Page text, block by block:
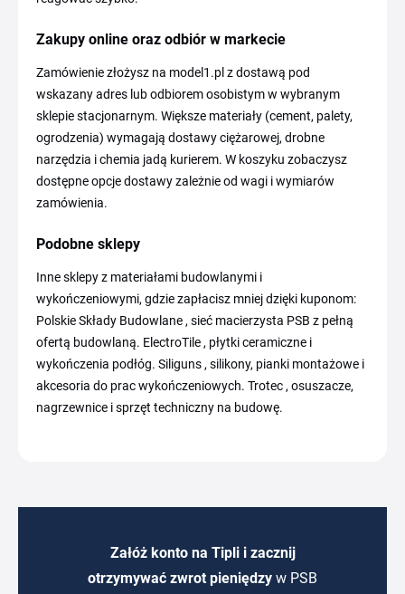
Zakupy online oraz odbiór w markecie
Zamówienie złożysz na model1.pl z dostawą pod
wskazany adres lub odbiorem osobistym w wybranym
sklepie stacjonarnym. Większe materiały (cement, palety,
ogrodzenia) wymagają dostawy ciężarowej, drobne
narzędzia i chemia jadą kurierem. W koszyku zobaczysz
dostępne opcje dostawy zależnie od wagi i wymiarów
zamówienia.
Podobne sklepy
Inne sklepy z materiałami budowlanymi i
wykończeniowymi, gdzie zapłacisz mniej dzięki kuponom:
Polskie Składy Budowlane , sieć macierzysta PSB z pełną
ofertą budowlaną. ElectroTile , płytki ceramiczne i
wykończenia podłóg. Siliguns , silikony, pianki montażowe i
akcesoria do prac wykończeniowych. Trotec , osuszacze,
nagrzewnice i sprzęt techniczny na budowę.
Załóż konto na Tipli i zacznij
otrzymywać zwrot pieniędzy w PSB